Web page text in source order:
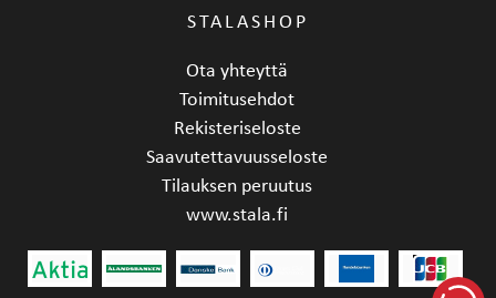
STALASHOP
Ota yhteyttä
Toimitusehdot
Rekisteriseloste
Saavutettavuusseloste
Tilauksen peruutus
www.stala.fi